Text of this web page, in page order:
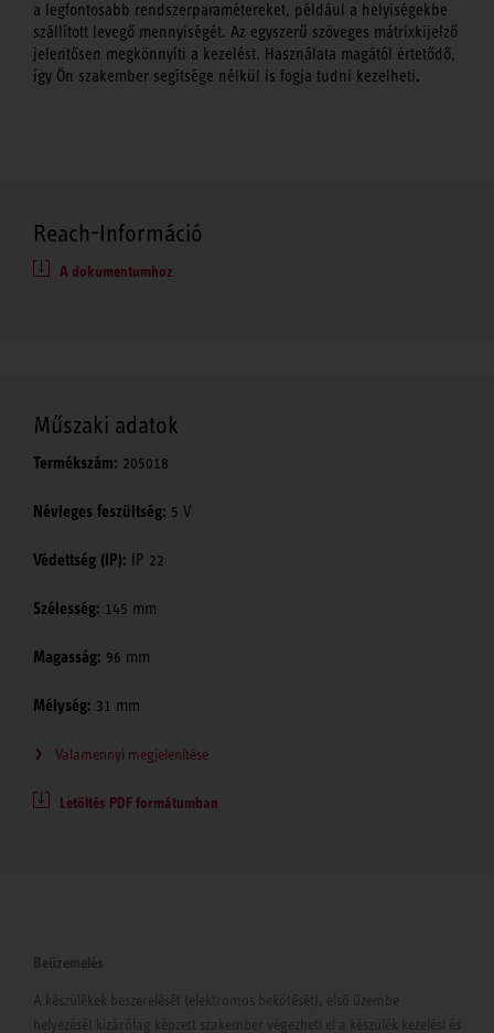
a legfontosabb rendszerparamétereket, például a helyiségekbe
szállított levegő mennyiségét. Az egyszerű szöveges mátrixkijelző
jelentősen megkönnyíti a kezelést. Használata magától értetődő,
így Ön szakember segítsége nélkül is fogja tudni kezelheti.
Reach-Információ
A dokumentumhoz
Műszaki adatok
Termékszám: 205018
Névleges feszültség: 5 V
Védettség (IP): IP 22
Szélesség: 145 mm
Magasság: 96 mm
Mélység: 31 mm
Valamennyi megjelenítése
Letöltés PDF formátumban
Beüzemelés
A készülékek beszerelését (elektromos bekötését), első üzembe
helyezését kizárólag képzett szakember végezheti el a készülék kezelési és